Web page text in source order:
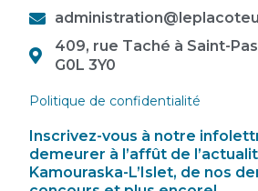
409, rue Taché à Saint-
G0L 3Y0
Politique de confidentialité
Inscrivez-vous à notre
demeurer à l’affût de
Kamouraska-L’Islet, de nos